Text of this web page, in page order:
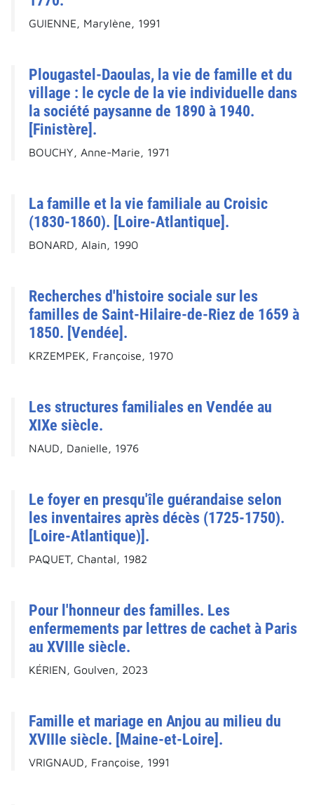
GUIENNE, Marylène, 1991
Plougastel-Daoulas, la vie de famille et du
village : le cycle de la vie individuelle dans
la société paysanne de 1890 à 1940.
[Finistère].
BOUCHY, Anne-Marie, 1971
La famille et la vie familiale au Croisic
(1830-1860). [Loire-Atlantique].
BONARD, Alain, 1990
Recherches d'histoire sociale sur les
familles de Saint-Hilaire-de-Riez de 1659 à
1850. [Vendée].
KRZEMPEK, Françoise, 1970
Les structures familiales en Vendée au
XIXe siècle.
NAUD, Danielle, 1976
Le foyer en presqu'île guérandaise selon
les inventaires après décès (1725-1750).
[Loire-Atlantique)].
PAQUET, Chantal, 1982
Pour l'honneur des familles. Les
enfermements par lettres de cachet à Paris
au XVIIIe siècle.
KÉRIEN, Goulven, 2023
Famille et mariage en Anjou au milieu du
XVIIIe siècle. [Maine-et-Loire].
VRIGNAUD, Françoise, 1991